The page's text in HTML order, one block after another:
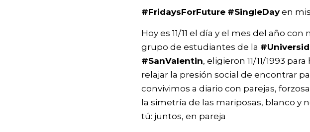
#FridaysForFuture #SingleDayen
Hoy es 11/11 el día y el mes del año con
grupo de estudiantes de la
#SanValentin, eligieron 11/11/1993
relajar la presión social de encontrar
convivimos a diario con parejas,
la simetría de las mariposas, blanco y
tú: juntos, en pareja